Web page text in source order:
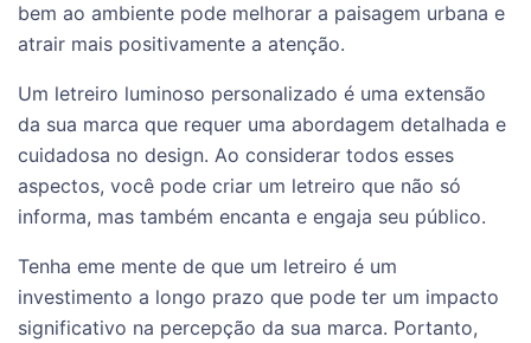
bem ao ambiente pode melhorar a paisagem urbana e
atrair mais positivamente a atenção.
Um letreiro luminoso personalizado é uma extensão
da sua marca que requer uma abordagem detalhada e
cuidadosa no design. Ao considerar todos esses
aspectos, você pode criar um letreiro que não só
informa, mas também encanta e engaja seu público.
Tenha eme mente de que um letreiro é um
investimento a longo prazo que pode ter um impacto
significativo na percepção da sua marca. Portanto,